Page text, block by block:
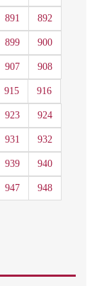
891 892
899 900
907 908
915 916
923 924
931 932
939 940
947 948